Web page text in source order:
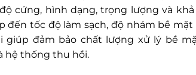
cứng, hình dạng, trọng lượng và
đến tốc độ làm sạch, độ nhám bề
giúp đảm bảo chất lượng xử lý bề
hệ thống thu hồi.